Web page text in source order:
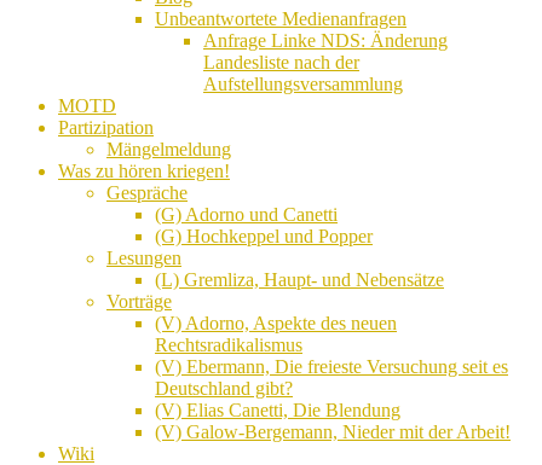
Unbeantwortete Medienanfragen
Anfrage Linke NDS: Änderung
Landesliste nach der
Aufstellungsversammlung
MOTD
Partizipation
Mängelmeldung
Was zu hören kriegen!
Gespräche
(G) Adorno und Canetti
(G) Hochkeppel und Popper
Lesungen
(L) Gremliza, Haupt- und Nebensätze
Vorträge
(V) Adorno, Aspekte des neuen
Rechtsradikalismus
(V) Ebermann, Die freieste Versuchung seit es
Deutschland gibt?
(V) Elias Canetti, Die Blendung
(V) Galow-Bergemann, Nieder mit der Arbeit!
Wiki